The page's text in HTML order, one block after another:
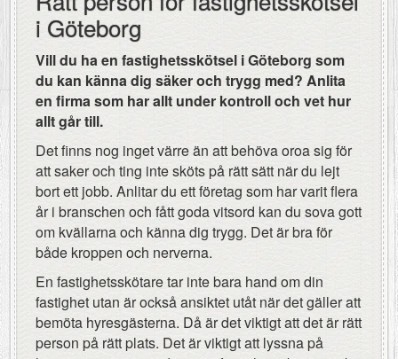
i Göteborg
Vill du ha en fastighetsskötsel i Göteborg som
du kan känna dig säker och trygg med? Anlita
en firma som har allt under kontroll och vet hur
allt går till.
Det finns nog inget värre än att behöva oroa sig för
att saker och ting inte sköts på rätt sätt när du lejt
bort ett jobb. Anlitar du ett företag som har varit flera
år i branschen och fått goda vitsord kan du sova gott
om kvällarna och känna dig trygg. Det är bra för
både kroppen och nerverna.
En fastighetsskötare tar inte bara hand om din
fastighet utan är också ansiktet utåt när det gäller att
bemöta hyresgästerna. Då är det viktigt att det är rätt
person på rätt plats. Det är viktigt att lyssna på